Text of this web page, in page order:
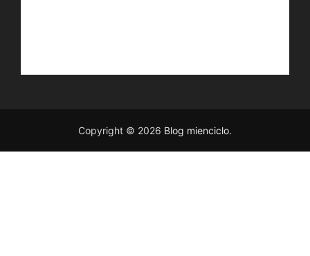
Copyright © 2026 Blog mienciclo.